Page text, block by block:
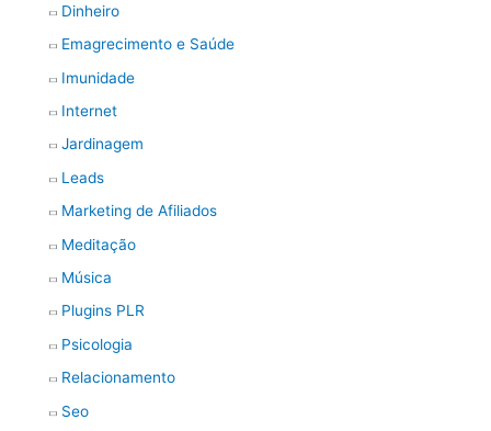
Dinheiro
Emagrecimento e Saúde
Imunidade
Internet
Jardinagem
Leads
Marketing de Afiliados
Meditação
Música
Plugins PLR
Psicologia
Relacionamento
Seo